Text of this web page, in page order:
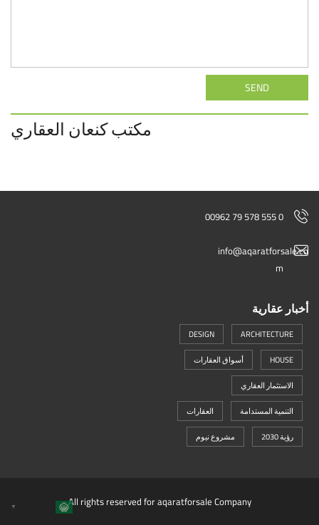
SEND
مكتب كنعان العقاري
00962 79 578 555 0
info@aqaratforsale.co
m
أخبار عقارية
ARCHITECTURE
DESIGN
HOUSE
أسواق العقارات
الاستثمار العقاري
التنمية المستدامة
العقارات
رؤية 2030
مشروع نيوم
All rights reserved for aqaratforsale Company
▼